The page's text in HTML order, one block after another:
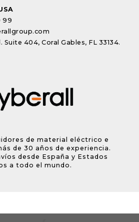
99
Suite 404, Coral Gables, FL 33134.
de material eléctrico e
de 30 años de experiencia.
desde España y Estados
a todo el mundo.